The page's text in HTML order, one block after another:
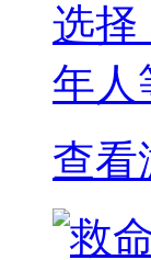
选择
年人
查看